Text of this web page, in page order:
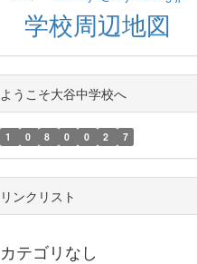
学校周辺地図
ようこそ大谷中学校へ
1 0 8 0 0 2 7
リンクリスト
カテゴリなし